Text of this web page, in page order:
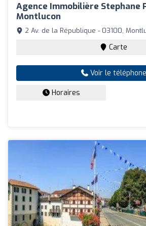
Agence Immobilière Stephane
Montlucon
2 Av. de la République - 03100,
Carte
Voir le téléphone
Horaires